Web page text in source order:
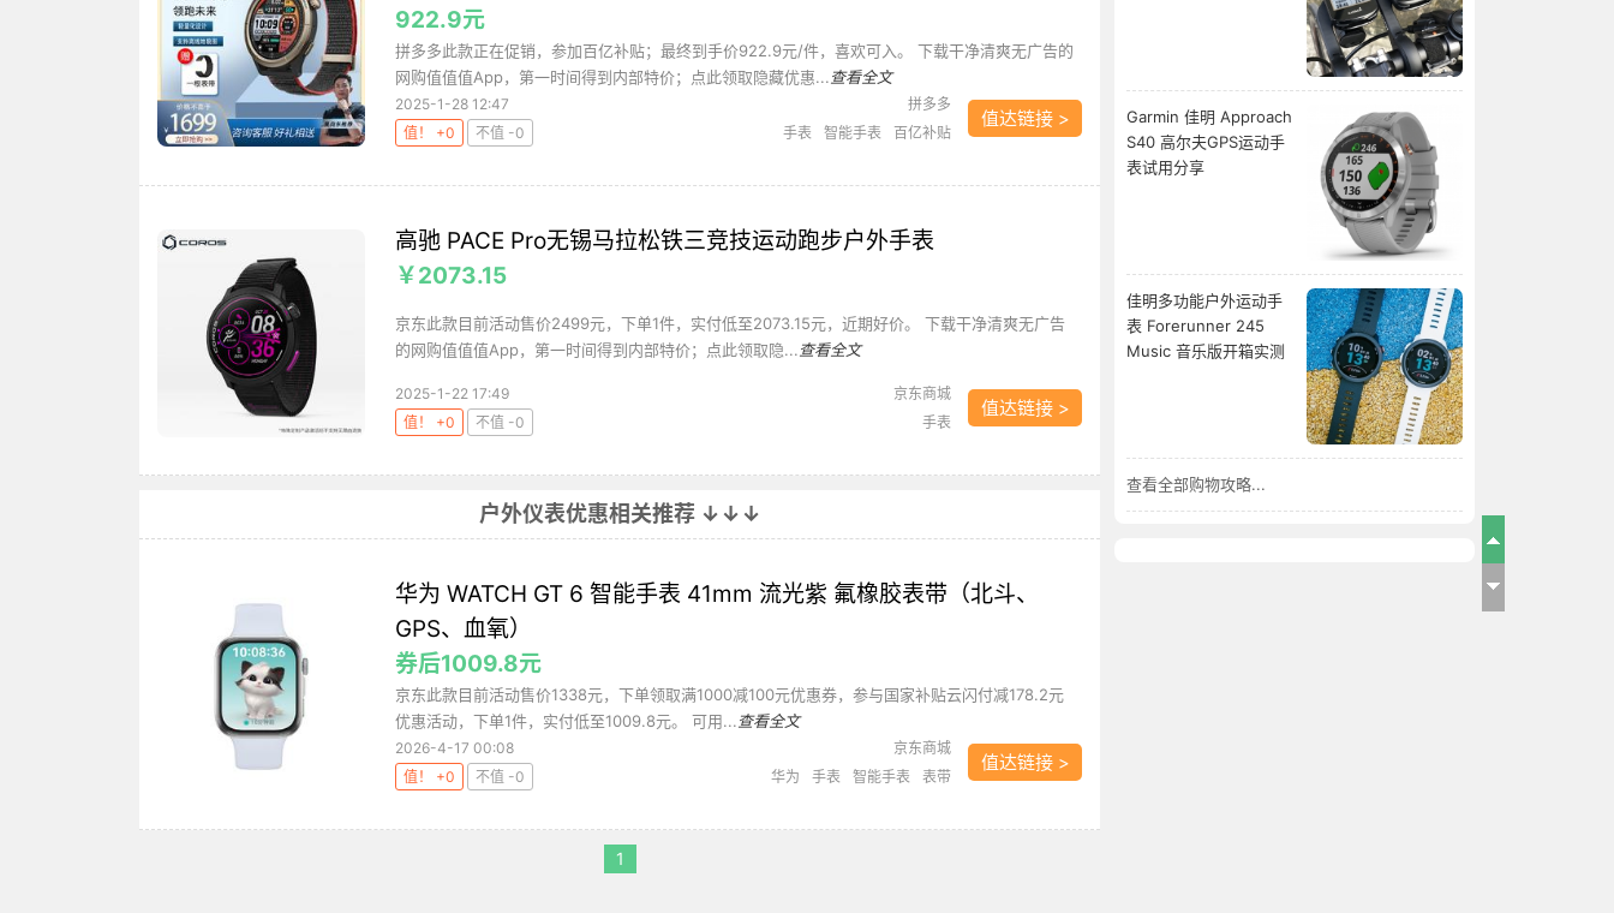
922.9元
拼多多此款正在促销，参加百亿补贴；最终到手价922.9元/件，喜欢可入。 下载干净清爽无广告的
网购值值值App，第一时间得到内部特价；点此领取隐藏优惠... 查看全文
2025-1-28 12:47
拼多多
值！ +0
不值 -0 手表 智能手表 百亿补贴
值达链接 >
高驰 PACE Pro无锡马拉松铁三竞技运动跑步户外手表
￥2073.15
京东此款目前活动售价2499元，下单1件，实付低至2073.15元，近期好价。 下载干净清爽无广告
的网购值值值App，第一时间得到内部特价；点此领取隐... 查看全文
2025-1-22 17:49
京东商城
值！ +0
不值 -0 手表
值达链接 >
户外仪表优惠相关推荐 ↓↓↓
华为 WATCH GT 6 智能手表 41mm 流光紫 氟橡胶表带（北斗、
GPS、血氧）
券后1009.8元
京东此款目前活动售价1338元，下单领取满1000减100元优惠券，参与国家补贴云闪付减178.2元
优惠活动，下单1件，实付低至1009.8元。 可用... 查看全文
2026-4-17 00:08
京东商城
值！ +0
不值 -0 华为 手表 智能手表 表带
值达链接 >
1
Garmin 佳明 Approach
S40 高尔夫GPS运动手
表试用分享
佳明多功能户外运动手
表 Forerunner 245
Music 音乐版开箱实测
查看全部购物攻略...